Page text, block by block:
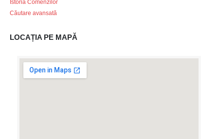
Istoria Comenzilor
Căutare avansată
LOCAȚIA PE MAPĂ